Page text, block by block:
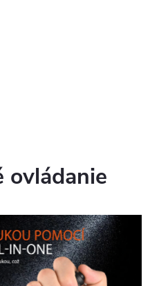
ovládanie